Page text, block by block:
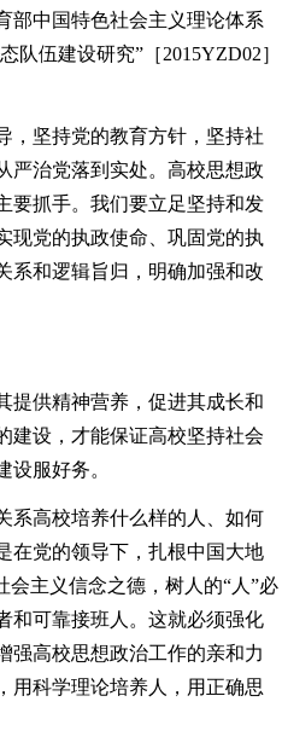
部中国特色社会主义理论体系
队伍建设研究”［2015YZD02］
坚持党的教育方针，坚持社
严治党落到实处。高校思想政
要抓手。我们要立足坚持和发
现党的执政使命、巩固党的执
系和逻辑旨归，明确加强和改
供精神营养，促进其成长和
建设，才能保证高校坚持社会
服好务。
高校培养什么样的人、如何
在党的领导下，扎根中国大地
会主义信念之德，树人的“人”必
和可靠接班人。这就必须强化
强高校思想政治工作的亲和力
用科学理论培养人，用正确思